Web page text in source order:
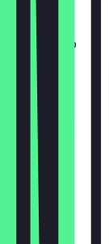
3,50 €
Americano
2,50 €